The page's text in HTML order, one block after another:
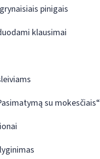
pinigais
klausimai
su mokesčiais“